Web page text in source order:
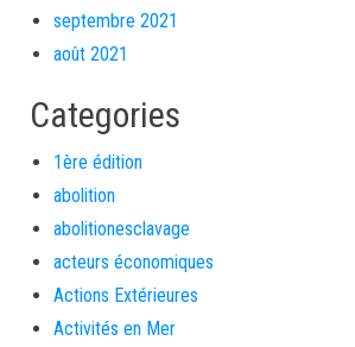
septembre 2021
août 2021
Categories
1ère édition
abolition
abolitionesclavage
acteurs économiques
Actions Extérieures
Activités en Mer